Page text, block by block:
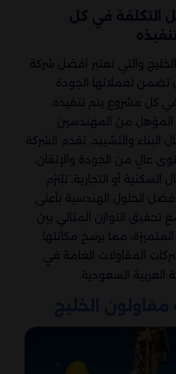
التكلفة في كل
والتي تعتبر افضل شركة
تضمن لعملائها الجودة
كل مشروع يتم تنفيذه.
من المهندسين
البناء والتشييد، تقدم الشركة
عالٍ من الجودة والإتقان،
أو التجارية. تلتزم
الحلول الهندسية بأعلى
تحقيق التوازن المثالي بين
المتميزة، مما يرسخ مكانتها
المقاولات العامة في
العربية السعودية.